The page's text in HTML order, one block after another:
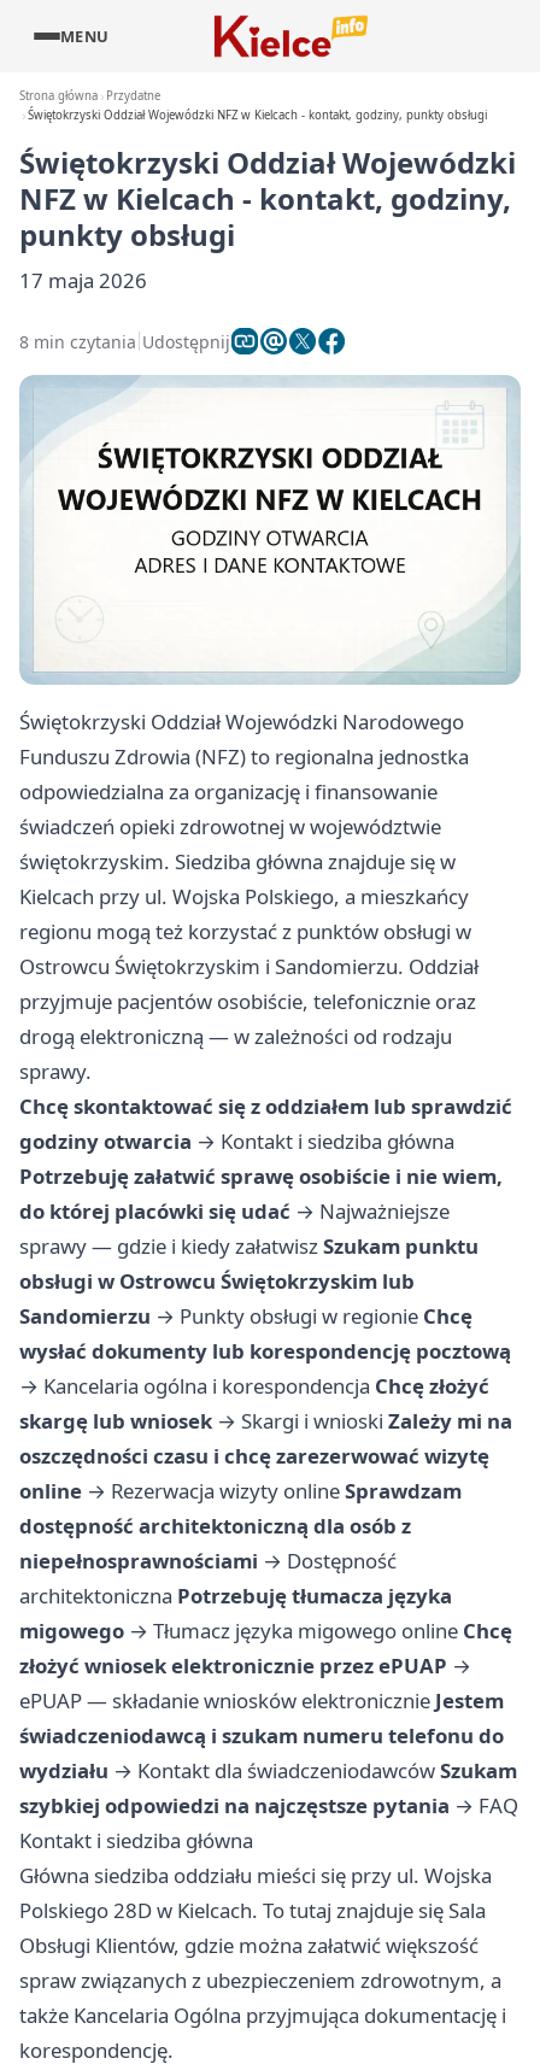
MENU
Strona główna
Przydatne
Świętokrzyski Oddział Wojewódzki NFZ w Kielcach - kontakt, godziny, punkty obsługi
Świętokrzyski Oddział Wojewódzki
NFZ w Kielcach - kontakt, godziny,
punkty obsługi
17 maja 2026
8 min czytania Udostępnij
Świętokrzyski Oddział Wojewódzki Narodowego
Funduszu Zdrowia (NFZ) to regionalna jednostka
odpowiedzialna za organizację i finansowanie
świadczeń opieki zdrowotnej w województwie
świętokrzyskim. Siedziba główna znajduje się w
Kielcach przy ul. Wojska Polskiego, a mieszkańcy
regionu mogą też korzystać z punktów obsługi w
Ostrowcu Świętokrzyskim i Sandomierzu. Oddział
przyjmuje pacjentów osobiście, telefonicznie oraz
drogą elektroniczną — w zależności od rodzaju
sprawy.
Chcę skontaktować się z oddziałem lub sprawdzić
godziny otwarcia → Kontakt i siedziba główna
Potrzebuję załatwić sprawę osobiście i nie wiem,
do której placówki się udać → Najważniejsze
sprawy — gdzie i kiedy załatwiszSzukam punktu
obsługi w Ostrowcu Świętokrzyskim lub
Sandomierzu → Punkty obsługi w regionie Chcę
wysłać dokumenty lub korespondencję pocztową
→ Kancelaria ogólna i korespondencja Chcę złożyć
skargę lub wniosek → Skargi i wnioski Zależy mi na
oszczędności czasu i chcę zarezerwować wizytę
online → Rezerwacja wizyty onlineSprawdzam
dostępność architektoniczną dla osób z
niepełnosprawnościami → Dostępność
architektoniczna Potrzebuję tłumacza języka
migowego → Tłumacz języka migowego online Chcę
złożyć wniosek elektronicznie przez ePUAP →
ePUAP — składanie wniosków elektronicznie Jestem
świadczeniodawcą i szukam numeru telefonu do
wydziału → Kontakt dla świadczeniodawcówSzukam
szybkiej odpowiedzi na najczęstsze pytania → FAQ
Kontakt i siedziba główna
Główna siedziba oddziału mieści się przy ul. Wojska
Polskiego 28D w Kielcach. To tutaj znajduje się Sala
Obsługi Klientów, gdzie można załatwić większość
spraw związanych z ubezpieczeniem zdrowotnym, a
także Kancelaria Ogólna przyjmująca dokumentację i
korespondencję.